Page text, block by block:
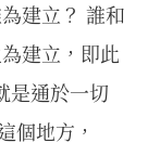
建立？ 誰和
建立，即此
是通於一切
個地方，